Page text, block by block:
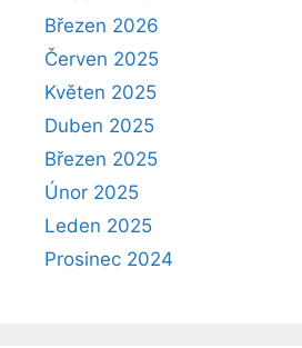
Březen 2026
Červen 2025
Květen 2025
Duben 2025
Březen 2025
Únor 2025
Leden 2025
Prosinec 2024